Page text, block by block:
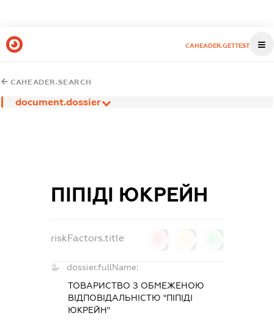
CAHEADER.GETTEST
CAHEADER.SEARCH
document.dossier
ПІПІДІ ЮКРЕЙН
riskFactors.title
dossier.fullName:
ТОВАРИСТВО З ОБМЕЖЕНОЮ
ВІДПОВІДАЛЬНІСТЮ "ПІПІДІ
ЮКРЕЙН"